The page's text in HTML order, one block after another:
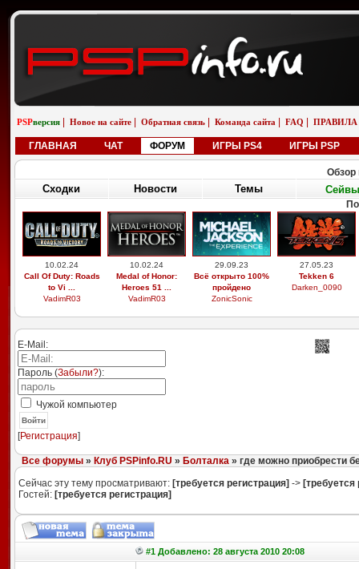
PSPверсия Новое на сайте Обратная связь Команда сайта FAQ ПРАВИЛА
ГЛАВНАЯ ЧАТ ФОРУМ ИГРЫ PS4 ИГРЫ PSP
Обзор
Сходки Новости Темы Сейвы
10.02.24
Call Of Duty: Roads
to Vi ...
VadimR03
10.02.24
Medal of Honor:
Heroes 51 ...
VadimR03
29.09.23
Всё открыто 100%
пройдено
ZonicSonic
27.05.23
Tekken 6
Darken_0090
E-Mail:
Пароль (Забыли?):
Чужой компьютер
Войти
[Регистрация]
Все форумы» Клуб PSPinfo.RU » Болталка» где можно приобрести
Сейчас эту тему просматривают: [требуется регистрация] -> [требуется
Гостей: [требуется регистрация]
#1 Добавлено: 28 августа 2010 20:08